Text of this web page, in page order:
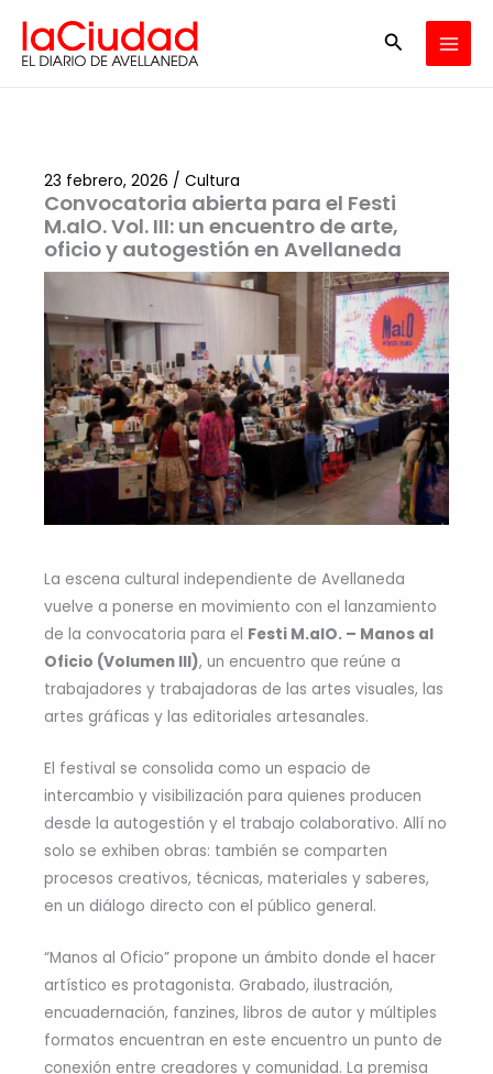
contenido
Buscar
Convocatoria abierta para el Festi
M.alO. Vol. III: un encuentro de arte,
oficio y autogestión en Avellaneda
23 febrero, 2026 / Cultura
La escena cultural independiente de Avellaneda
vuelve a ponerse en movimiento con el lanzamiento
de la convocatoria para el Festi M.alO. – Manos al
Oficio (Volumen III), un encuentro que reúne a
trabajadores y trabajadoras de las artes visuales, las
artes gráficas y las editoriales artesanales.
El festival se consolida como un espacio de
intercambio y visibilización para quienes producen
desde la autogestión y el trabajo colaborativo. Allí no
solo se exhiben obras: también se comparten
procesos creativos, técnicas, materiales y saberes,
en un diálogo directo con el público general.
“Manos al Oficio” propone un ámbito donde el hacer
artístico es protagonista. Grabado, ilustración,
encuadernación, fanzines, libros de autor y múltiples
formatos encuentran en este encuentro un punto de
conexión entre creadores y comunidad. La premisa